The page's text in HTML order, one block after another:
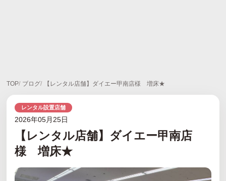
TOP ブログ 【レンタル店舗】ダイエー甲南店様 増床★
レンタル設置店舗
2026年05月25日
【レンタル店舗】ダイエー甲南店
様 増床★